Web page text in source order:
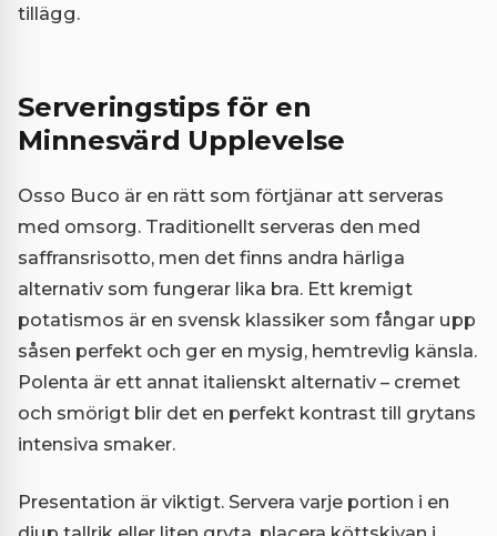
tillägg.
Serveringstips för en
Minnesvärd Upplevelse
Osso Buco är en rätt som förtjänar att serveras
med omsorg. Traditionellt serveras den med
saffransrisotto, men det finns andra härliga
alternativ som fungerar lika bra. Ett kremigt
potatismos är en svensk klassiker som fångar upp
såsen perfekt och ger en mysig, hemtrevlig känsla.
Polenta är ett annat italienskt alternativ – cremet
och smörigt blir det en perfekt kontrast till grytans
intensiva smaker.
Presentation är viktigt. Servera varje portion i en